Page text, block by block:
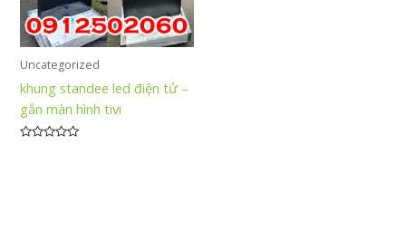
Uncategorized
khung standee led điện tử –
gắn màn hình tivi